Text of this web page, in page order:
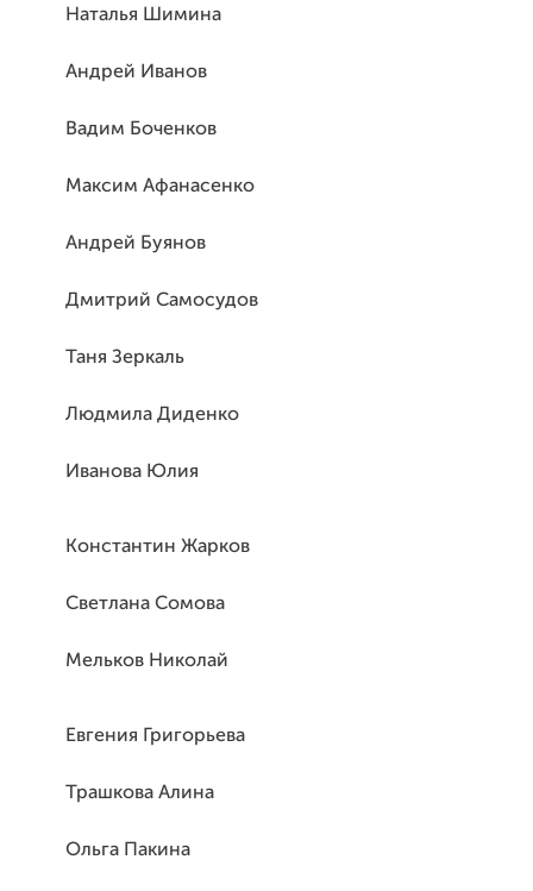
Наталья Шимина
Андрей Иванов
Вадим Боченков
Максим Афанасенко
Андрей Буянов
Дмитрий Самосудов
Таня Зеркаль
Людмила Диденко
Иванова Юлия
Константин Жарков
Светлана Сомова
Мельков Николай
Евгения Григорьева
Трашкова Алина
Ольга Пакина